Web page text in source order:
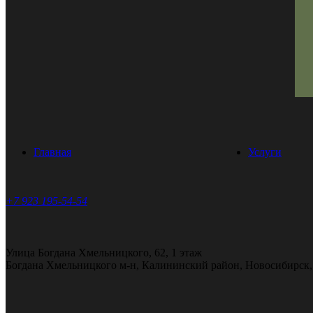
Главная Услуги
+7 923 195-54-54
Улица Богдана Хмельницкого, 62, ​1 этаж
Богдана Хмельницкого м-н, Калининский район, Новосибирск,